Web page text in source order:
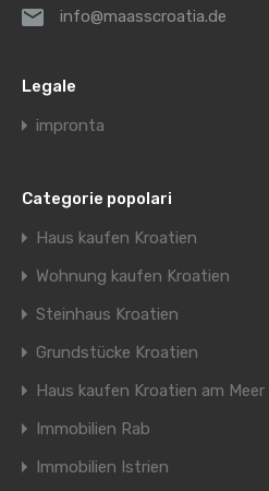
info@maasscroatia.de
Legale
impronta
Categorie popolari
Haus kaufen Kroatien
Wohnung kaufen Kroatien
Steinhaus Kroatien
Grundstücke Kroatien
Haus kaufen Kroatien am Meer
Immobilien Rab
Immobilien Istrien